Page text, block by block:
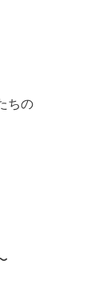
ちの